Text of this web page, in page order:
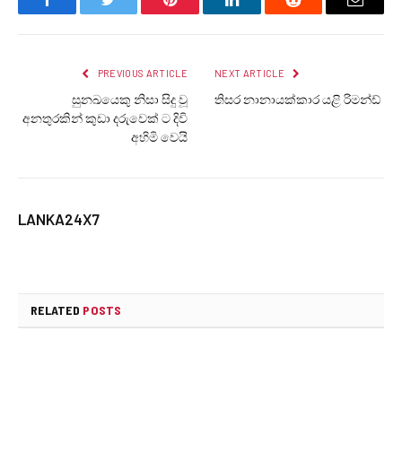
FacebookTwitter Pinterest LinkedInReddit Email
PREVIOUS ARTICLE
සුනඛයෙකු නිසා සිදු වූ
අනතුරකින් කුඩා දරුවෙක් ට දිවි
අහිමි වෙයි
NEXT ARTICLE
තිසර නානායක්කාර යළි රිමන්ඩ්
LANKA24X7
RELATED POSTS